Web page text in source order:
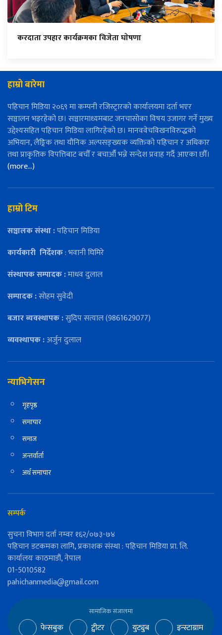
करदाता उपहार कार्यक्रमका विजेता घाेषणा
हाम्रो बारेमा
पहिचान मिडिया २०६९ मा कम्पनी रजिस्ट्रारको कार्यालयमा दर्ता भएर
सञ्चालन भइरहेको छ। सञ्चारमाध्यमबाट जनचासोका विषय उजागर गर्ने मुख्य
उद्देश्यसहित पहिचान मिडिया लागिरहेको छ। मानववेचविखनविरुद्धको
अभियान, लैङ्गिक तथा यौनिक अल्पसङ्ख्यक व्यक्तिको पहिचान र अधिकार
तथा प्राकृतिक विपत्तिबाट बचौँ र बचाऔँ भन्ने सन्देश प्रवाह गर्दै आएका छौँ।
(more…)
हाम्रो टिम
सञ्चालक संस्था :पहिचान मिडिया
कार्यकारी निर्देशक: भवानी घिमिरे
संस्थापक सम्पादक :माधव दुलाल
सम्पादक :सोहम सुवेदी
बजार ब्यवस्थापक :सुदिप सत्याल (9861629077)
व्यवस्थापक :अर्जुन दुलाल
न्याभिगेसन
गृहपृष्ठ
समाचार
समाज
अन्तर्वार्ता
अर्थ समाचार
सम्पर्क
सुचना विभाग दर्ता नम्वर १६२/०७३-७४
पहिचान डटकमका लागि, प्रकाशक संस्था : पहिचान मिडिया प्रा. लि.
कार्यालयः काठमाडौं, नेपाल
01-5010582
pahichanmedia@gmail.com
सामाजिक संजालमा
फेसबुक ट्वीटर युट्युब इन्स्टाग्राम